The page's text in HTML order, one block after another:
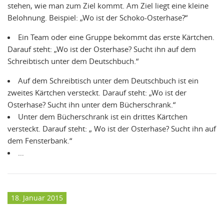
stehen, wie man zum Ziel kommt. Am Ziel liegt eine kleine
Belohnung. Beispiel: „Wo ist der Schoko-Osterhase?“
Ein Team oder eine Gruppe bekommt das erste Kärtchen.
Darauf steht: „Wo ist der Osterhase? Sucht ihn auf dem
Schreibtisch unter dem Deutschbuch.“
Auf dem Schreibtisch unter dem Deutschbuch ist ein
zweites Kärtchen versteckt. Darauf steht: „Wo ist der
Osterhase? Sucht ihn unter dem Bücherschrank.“
Unter dem Bücherschrank ist ein drittes Kärtchen
versteckt. Darauf steht: „ Wo ist der Osterhase? Sucht ihn auf
dem Fensterbank.“
…
18. Januar 2015